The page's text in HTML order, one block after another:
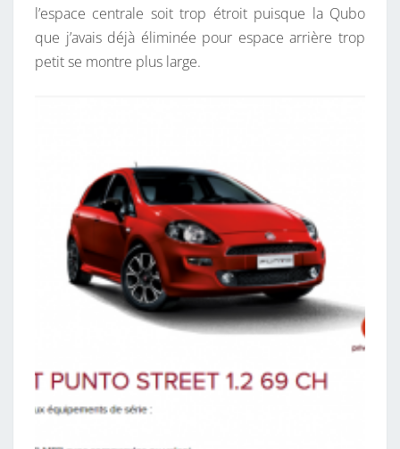
l’espace centrale soit trop étroit puisque la Qubo
que j’avais déjà éliminée pour espace arrière trop
petit se montre plus large.